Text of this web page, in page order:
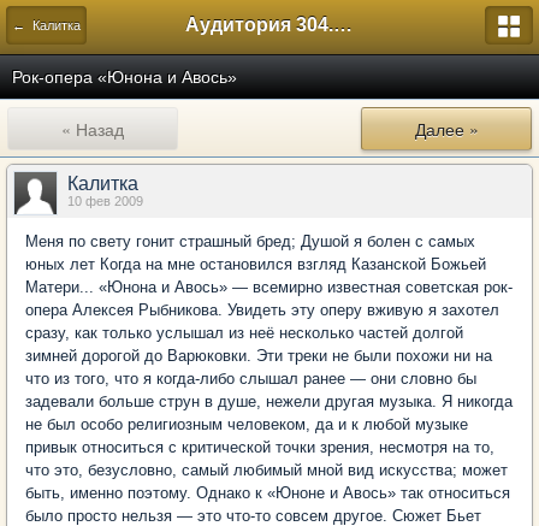
← Калитка Аудитория 304. История России
Рок-опера «Юнона и Авось»
« Назад Далее »
Калитка
10 фев 2009
Меня по свету гонит страшный бред; Душой я болен с самых
юных лет Когда на мне остановился взгляд Казанской Божьей
Матери... «Юнона и Авось» — всемирно известная советская рок-
опера Алексея Рыбникова. Увидеть эту оперу вживую я захотел
сразу, как только услышал из неё несколько частей долгой
зимней дорогой до Варюковки. Эти треки не были похожи ни на
что из того, что я когда-либо слышал ранее — они словно бы
задевали больше струн в душе, нежели другая музыка. Я никогда
не был особо религиозным человеком, да и к любой музыке
привык относиться с критической точки зрения, несмотря на то,
что это, безусловно, самый любимый мной вид искусства; может
быть, именно поэтому. Однако к «Юноне и Авось» так относиться
было просто нельзя — это что-то совсем другое. Сюжет Бьет